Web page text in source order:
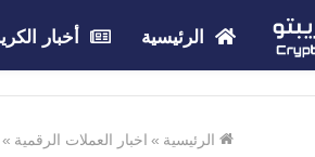
الرئيسية أخبار
الرئيسية » اخبار العملات الرقمية »